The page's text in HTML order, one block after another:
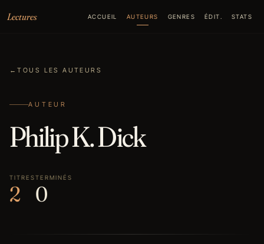
Lectures
ACCUEIL AUTEURS GENRES ÉDIT. STATS
←TOUS LES AUTEURS
AUTEUR
Philip K. Dick
TITRES
2
TERMINÉS
0